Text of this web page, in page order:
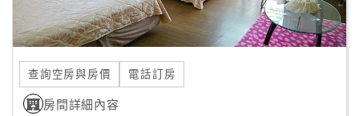
商
品
宣
傳
查詢空房與房價 電話訂房
房間詳細內容